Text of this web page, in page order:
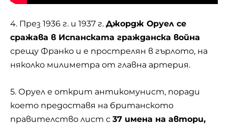
4. През 1936 г. и 1937 г. Джордж Оруел се
сражава в Испанската гражданска война
срещу Франко и е прострелян в гърлото, на
няколко милиметра от главна артерия.
5. Оруел е открит антикомунист, поради
което предоставя на британското
правителство лист с 37 имена на автори,